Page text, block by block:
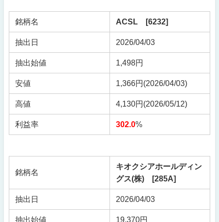
銘柄名 ACSL [6232]
抽出日 2026/04/03
抽出始値 1,498円
安値 1,366円(2026/04/03)
高値 4,130円(2026/05/12)
利益率 302.0%
銘柄名
キオクシアホールディン
グス(株) [285A]
抽出日 2026/04/03
抽出始値 19,370円